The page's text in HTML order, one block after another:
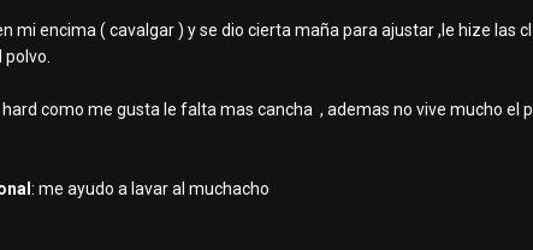
mi encima ( cavalgar ) y se dio cierta maña para ajustar ,le hize
polvo.
hard como me gusta le falta mas cancha , ademas no vive mucho
: me ayudo a lavar al muchacho